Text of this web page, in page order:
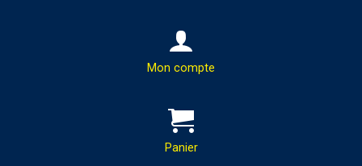
HOTLINE & COMMANDES
PAR TÉLÉPHONE :
PAR MAIL :
Contactez-nous pour toutes
demandes de renseignements
Mon compte
Panier